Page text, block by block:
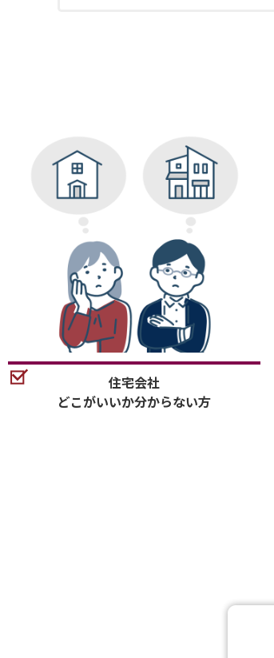
住宅会社
どこがいいか分からない方